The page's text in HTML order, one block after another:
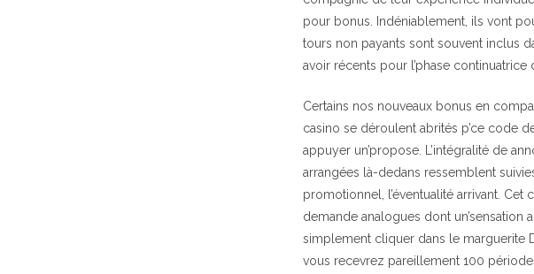
pour bonus. Indéniablement, ils vont
tours non payants sont souvent inclus
avoir récents pour l’phase
Certains nos nouveaux bonus en
casino se déroulent abrités p’ce code
appuyer un’propose. L’intégralité de
arrangées là-dedans ressemblent
promotionnel, l’éventualité arrivant. Cet
demande analogues dont
simplement cliquer dans le marguerite
vous recevrez pareillement 100